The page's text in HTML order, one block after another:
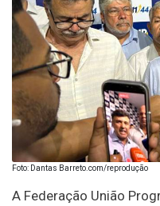
Foto: Dantas Barreto.com/reprodução
A Federação União